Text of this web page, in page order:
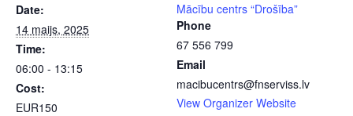
Date:
14 maijs, 2025
Time:
06:00 - 13:15
Cost:
EUR150
Mācību centrs “Drošība”
Phone
67 556 799
Email
macibucentrs@fnserviss.lv
View Organizer Website